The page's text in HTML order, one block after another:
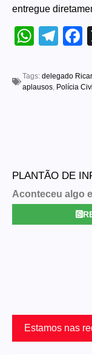
entregue
Tags: delegado
aplausos Polícia
PLANTÃO DE
Aconteceu algo
Estamos nas